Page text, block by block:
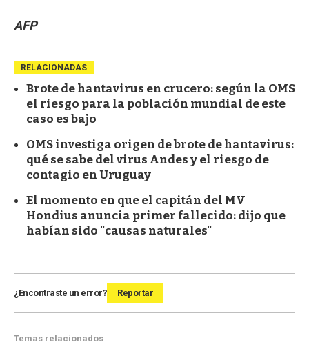
AFP
RELACIONADAS
Brote de hantavirus en crucero: según la OMS
el riesgo para la población mundial de este
caso es bajo
OMS investiga origen de brote de hantavirus:
qué se sabe del virus Andes y el riesgo de
contagio en Uruguay
El momento en que el capitán del MV
Hondius anuncia primer fallecido: dijo que
habían sido "causas naturales"
¿Encontraste un error? Reportar
Temas relacionados